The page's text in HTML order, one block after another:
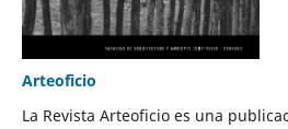
Arteoficio
La Revista Arteoficio es una